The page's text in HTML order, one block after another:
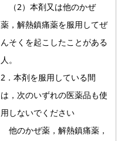
（2）本剤又は他のかぜ
薬，解熱鎮痛薬を服用してぜ
んそくを起こしたことがある
人。
2．本剤を服用している間
は，次のいずれの医薬品も使
用しないでください
他のかぜ薬，解熱鎮痛薬，